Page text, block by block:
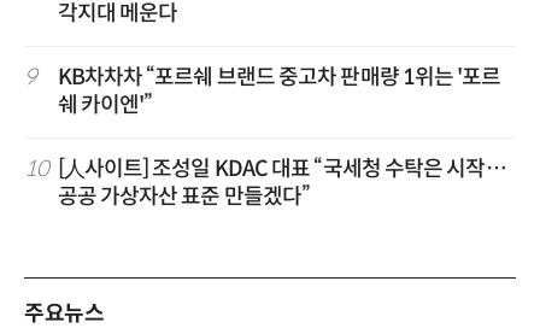
각지대 메운다
9
KB차차차 “포르쉐 브랜드 중고차 판매량 1위는 '포르
쉐 카이엔'”
10
[人사이트] 조성일 KDAC 대표 “국세청 수탁은 시작…
공공 가상자산 표준 만들겠다”
주요뉴스